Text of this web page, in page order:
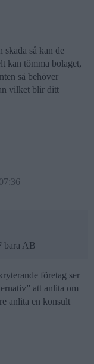
skada så kan de
kan tömma bolaget,
så behöver
vilket blir ditt
bara AB
företag ser
att anlita om
anlita en konsult